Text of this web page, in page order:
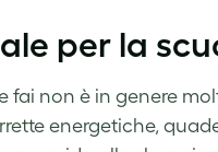
per la
fai non è in genere
energetiche,